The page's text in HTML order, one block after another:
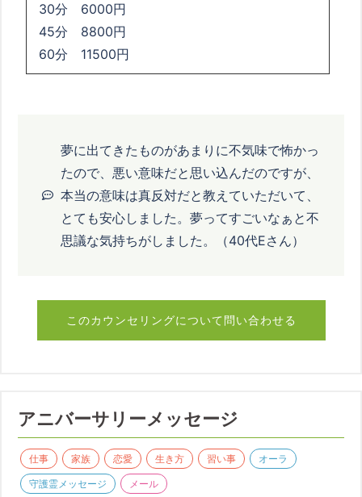
30分 6000円
45分 8800円
60分 11500円
夢に出てきたものがあまりに不気味で怖かっ
たので、悪い意味だと思い込んだのですが、
本当の意味は真反対だと教えていただいて、
とても安心しました。夢ってすごいなぁと不
思議な気持ちがしました。（40代Eさん）
このカウンセリングについて問い合わせる
アニバーサリーメッセージ
仕事 家族 恋愛 生き方 習い事 オーラ
守護霊メッセージ メール